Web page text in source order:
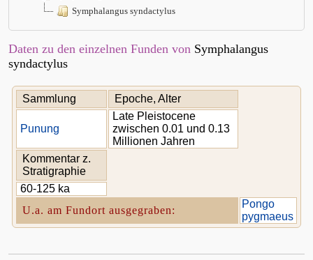
Symphalangus syndactylus
Daten zu den einzelnen Funden von Symphalangus
syndactylus
Sammlung Epoche, Alter
Punung
Late Pleistocene
zwischen 0.01 und 0.13
Millionen Jahren
Kommentar z.
Stratigraphie
60-125 ka
U.a. am Fundort ausgegraben:
Pongo
pygmaeus